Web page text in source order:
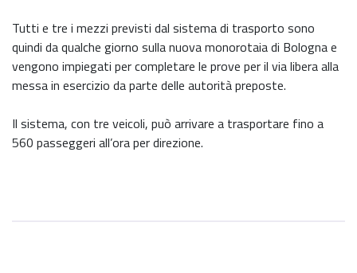
Tutti e tre i mezzi previsti dal sistema di trasporto sono
quindi da qualche giorno sulla nuova monorotaia di Bologna e
vengono impiegati per completare le prove per il via libera alla
messa in esercizio da parte delle autorità preposte.
Il sistema, con tre veicoli, può arrivare a trasportare fino a
560 passeggeri all’ora per direzione.